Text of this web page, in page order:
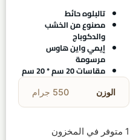
تالبلوه حائط
مصنوع من الخشب
والدكوباج
إيمي واين هاوس
مرسومة
مقاسات 20 سم * 20 سم
الوزن 550 جرام
1 متوفر في المخزون